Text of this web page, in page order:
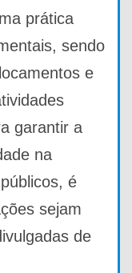
prática
sendo
e
garantir a
na
é
sejam
de